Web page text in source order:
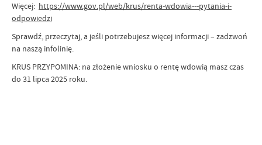
Więcej: https://www.gov.pl/web/krus/renta-wdowia---pytania-i-
odpowiedzi
Sprawdź, przeczytaj, a jeśli potrzebujesz więcej informacji – zadzwoń
na naszą infolinię.
KRUS PRZYPOMINA: na złożenie wniosku o rentę wdowią masz czas
do 31 lipca 2025 roku.